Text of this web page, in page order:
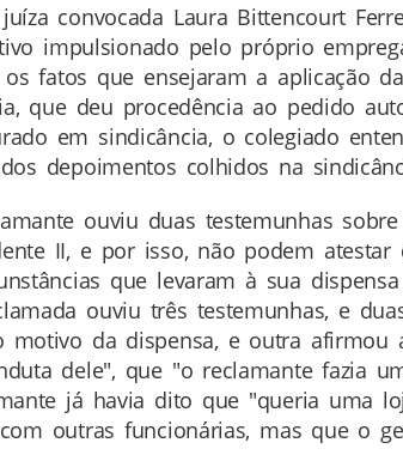
convocada Laura Bittencourt
impulsionado pelo próprio
fatos que ensejaram a aplicação
que deu procedência ao pedido
em sindicância, o colegiado
depoimentos colhidos na
ouviu duas testemunhas
II, e por isso, não podem
que levaram à sua
ouviu três testemunhas, e
motivo da dispensa, e outra
dele", que "o reclamante fazia
já havia dito que "queria uma
outras funcionárias, mas que o